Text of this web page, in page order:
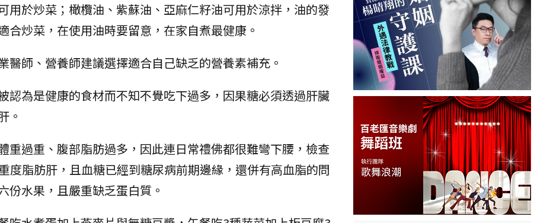
用於炒菜；橄欖油、紫蘇油、亞麻仁籽油可用於涼拌，油的發
合炒菜，在使用油時要留意，在家自煮最健康。
醫師、營養師建議選擇適合自己缺乏的營養素補充。
認為是健康的食材而不知不覺吃下過多，因果糖必須透過肝臟
。
重過重、腹部脂肪過多，因此連日常禮佛都很難彎下腰，檢查
度脂肪肝，且血糖已經到糖尿病前期邊緣，還併有高血脂的問
份水果，且嚴重缺乏蛋白質。